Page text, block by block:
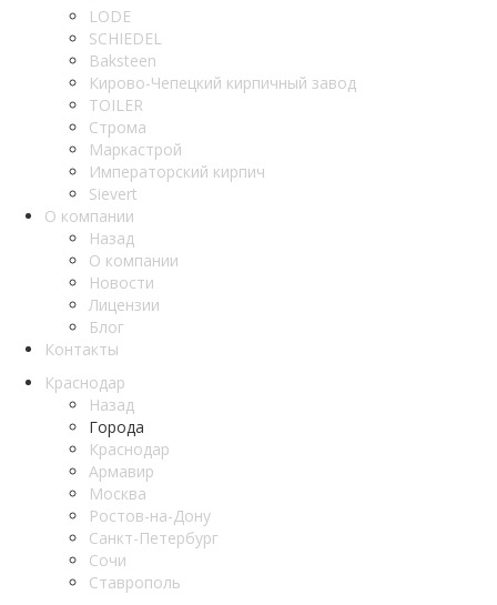
LODE
SCHIEDEL
Baksteen
Кирово-Чепецкий кирпичный завод
TOILER
Строма
Маркастрой
Императорский кирпич
Sievert
О компании
Назад
О компании
Новости
Лицензии
Блог
Контакты
Краснодар
Назад
Города
Краснодар
Армавир
Москва
Ростов-на-Дону
Санкт-Петербург
Сочи
Ставрополь